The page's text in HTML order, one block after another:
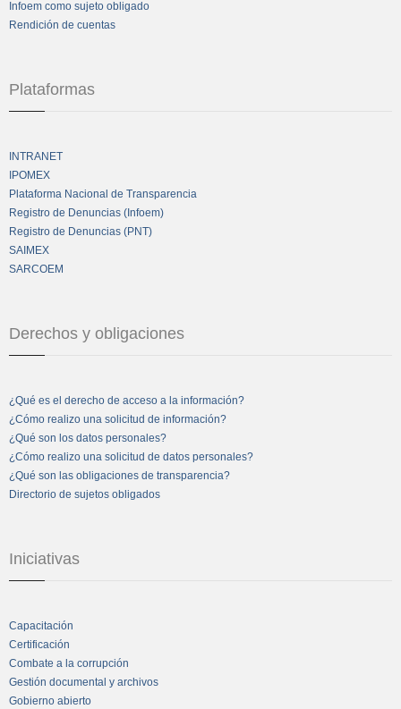
Infoem como sujeto obligado
Rendición de cuentas
Plataformas
INTRANET
IPOMEX
Plataforma Nacional de Transparencia
Registro de Denuncias (Infoem)
Registro de Denuncias (PNT)
SAIMEX
SARCOEM
Derechos y obligaciones
¿Qué es el derecho de acceso a la información?
¿Cómo realizo una solicitud de información?
¿Qué son los datos personales?
¿Cómo realizo una solicitud de datos personales?
¿Qué son las obligaciones de transparencia?
Directorio de sujetos obligados
Iniciativas
Capacitación
Certificación
Combate a la corrupción
Gestión documental y archivos
Gobierno abierto